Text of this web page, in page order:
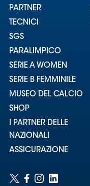
PARTNER
TECNICI
SGS
PARALIMPICO
SERIE A WOMEN
SERIE B FEMMINILE
MUSEO DEL CALCIO
SHOP
I PARTNER DELLE
NAZIONALI
ASSICURAZIONE